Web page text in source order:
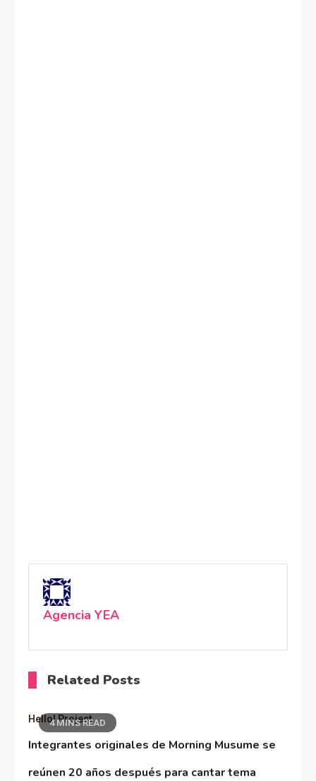
Agencia YEA
Related Posts
4 MINS READ
Hello! Project
Integrantes originales de Morning Musume se
reúnen 20 años después para cantar tema